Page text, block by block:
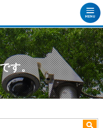
す。